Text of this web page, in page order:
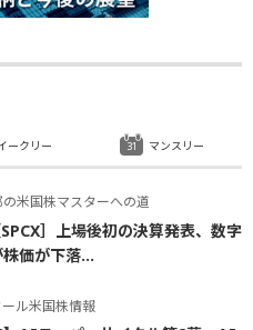
米国株マスターへの道
］上場後初の決算発表、数字
価が下落...
ル米国株情報
ークリー マンスリー